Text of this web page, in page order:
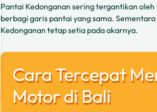
Pantai Kedonganan sering tergantikan
berbagi garis pantai yang sama.
Kedonganan tetap setia pada akarnya.
Cara Tercepat
Motor di Bali